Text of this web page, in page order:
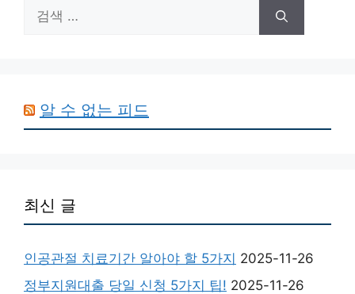
색:
알 수 없는 피드
최신 글
인공관절 치료기간 알아야 할 5가지 2025-11-26
정부지원대출 당일 신청 5가지 팁! 2025-11-26